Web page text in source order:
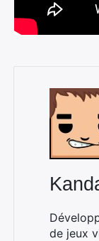
de jeux